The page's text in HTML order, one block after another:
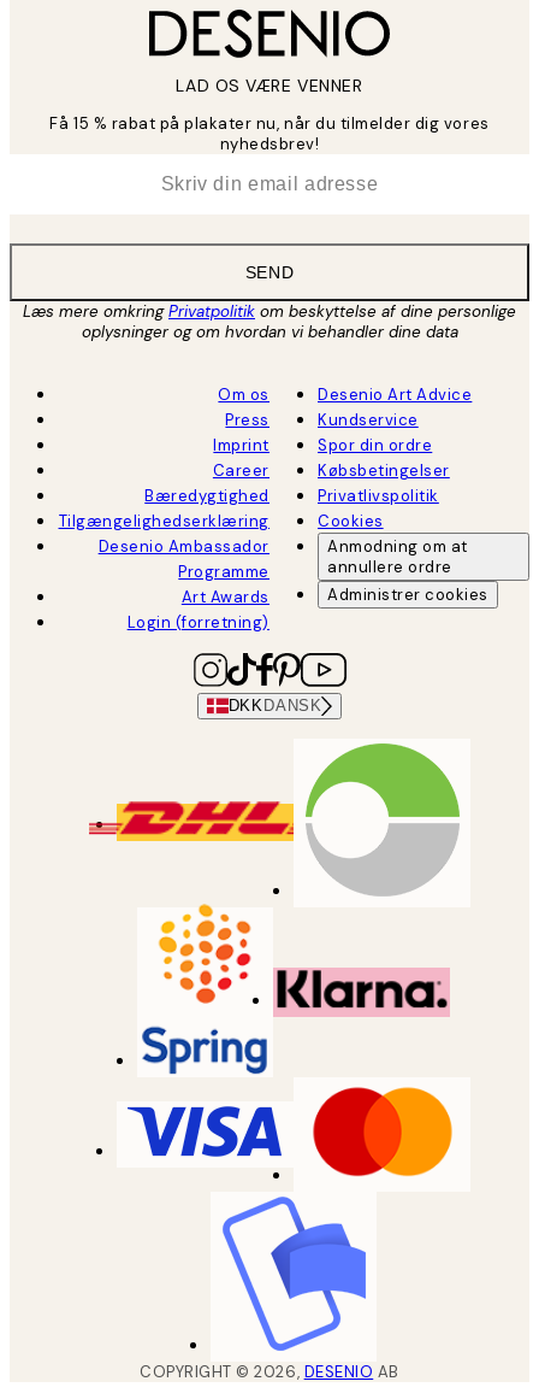
LAD OS VÆRE VENNER
Få 15 % rabat på plakater nu, når du tilmelder dig vores
nyhedsbrev!
SEND
Læs mere omkringPrivatpolitik om beskyttelse af dine personlige
oplysninger og om hvordan vi behandler dine data
Om os
Press
Imprint
Career
Bæredygtighed
Tilgængelighedserklæring
Desenio Ambassador
Programme
Art Awards
Login (forretning)
Desenio Art Advice
Kundservice
Spor din ordre
Købsbetingelser
Privatlivspolitik
Cookies
Anmodning om at
annullere ordre
Administrer cookies
DKK DANSK
COPYRIGHT ©2026, DESENIO AB